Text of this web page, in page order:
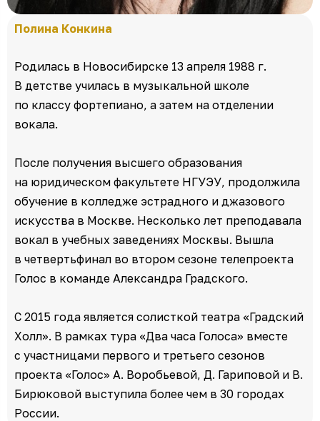
Полина Конкина
Родилась в Новосибирске 13 апреля 1988 г.
В детстве училась в музыкальной школе
по классу фортепиано, а затем на отделении
вокала.
После получения высшего образования
на юридическом факультете НГУЭУ, продолжила
обучение в колледже эстрадного и джазового
искусства в Москве. Несколько лет преподавала
вокал в учебных заведениях Москвы. Вышла
в четвертьфинал во втором сезоне телепроекта
Голос в команде Александра Градского.
С 2015 года является солисткой театра «Градский
Холл». В рамках тура «Два часа Голоса» вместе
с участницами первого и третьего сезонов
проекта «Голос» А. Воробьевой, Д. Гариповой и В.
Бирюковой выступила более чем в 30 городах
России.